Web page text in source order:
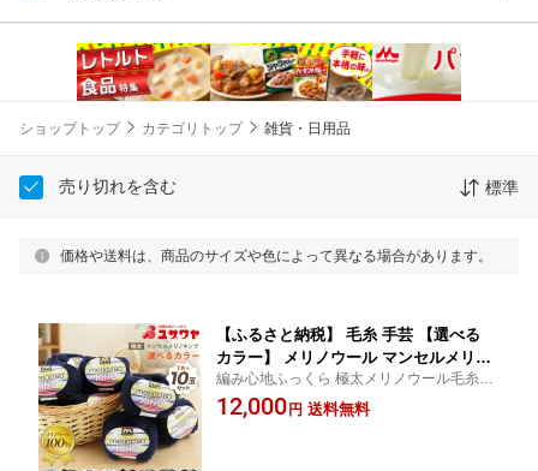
ショップトップ カテゴリトップ 雑貨・日用品
売り切れを含む 標準
価格や送料は、商品のサイズや色によって異なる場合があります。
【ふるさと納税】 毛糸 手芸 【選べる
カラー】 メリノウール マンセルメリノ
キング マンセルメリノメランジキング
極太 10玉セット [ユザワヤ 愛知県 江南
編み心地ふっくら 極太メリノウール毛糸10
玉
12,000円 送料無料